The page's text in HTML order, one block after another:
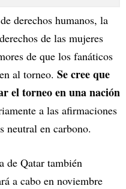
derechos humanos, la
de las mujeres
de que los fanáticos
al torneo. Se cree que
el torneo en una nación
a las afirmaciones
neutral en carbono.
de Qatar también
a cabo en noviembre